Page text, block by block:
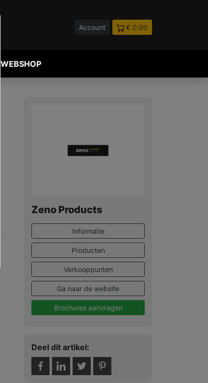
Account € 0.00
WEBSHOP
Zeno Products
Informatie
Producten
Verkooppunten
Ga naar de website
Brochures aanvragen
Deel dit artikel: